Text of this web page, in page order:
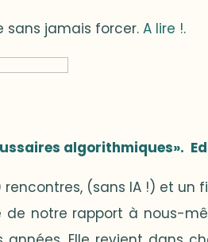
sans jamais forcer. A lire !.
algorithmiques».
rencontres, (sans IA !) et
notre rapport à nous-